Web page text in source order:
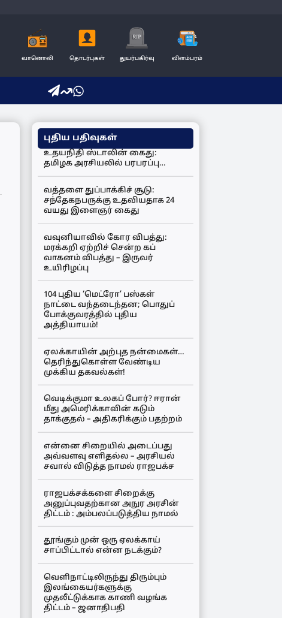
வானொலி தொடர்புகள் துயர்பகிர்வு விளம்பரம்
புதிய பதிவுகள்
உதயநிதி ஸ்டாலின் கைது:
தமிழக அரசியலில் பரபரப்பு…
வத்தளை துப்பாக்கிச் சூடு:
சந்தேகநபருக்கு உதவியதாக 24
வயது இளைஞர் கைது
வவுனியாவில் கோர விபத்து:
மரக்கறி ஏற்றிச் சென்ற கப்
வாகனம் விபத்து – இருவர்
உயிரிழப்பு
104 புதிய ‘மெட்ரோ’ பஸ்கள்
நாட்டை வந்தடைந்தன; பொதுப்
போக்குவரத்தில் புதிய
அத்தியாயம்!
ஏலக்காயின் அற்புத நன்மைகள்…
தெரிந்துகொள்ள வேண்டிய
முக்கிய தகவல்கள்!
வெடிக்குமா உலகப் போர்? ஈரான்
மீது அமெரிக்காவின் கடும்
தாக்குதல் – அதிகரிக்கும் பதற்றம்
என்னை சிறையில் அடைப்பது
அவ்வளவு எளிதல்ல – அரசியல்
சவால் விடுத்த நாமல் ராஜபக்ச
ராஜபக்சக்களை சிறைக்கு
அனுப்புவதற்கான அநுர அரசின்
திட்டம் : அம்பலப்படுத்திய நாமல்
தூங்கும் முன் ஒரு ஏலக்காய்
சாப்பிட்டால் என்ன நடக்கும்?
வெளிநாட்டிலிருந்து திரும்பும்
இலங்கையர்களுக்கு
முதலீட்டுக்காக காணி வழங்க
திட்டம் – ஜனாதிபதி